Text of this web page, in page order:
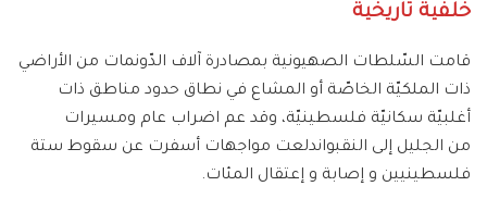
خلفية تاريخية
قامت السّلطات الصهيونية بمصادرة آلاف الدّونمات من الأراضي
ذات الملكيّة الخاصّة أو المشاع في نطاق حدود مناطق ذات
أغلبيّة سكانيّة فلسطينيّة، وقد عم اضراب عام ومسيرات
من الجليل إلى النقبواندلعت مواجهات أسفرت عن سقوط ستة
فلسطينيين و إصابة و إعتقال المئات.